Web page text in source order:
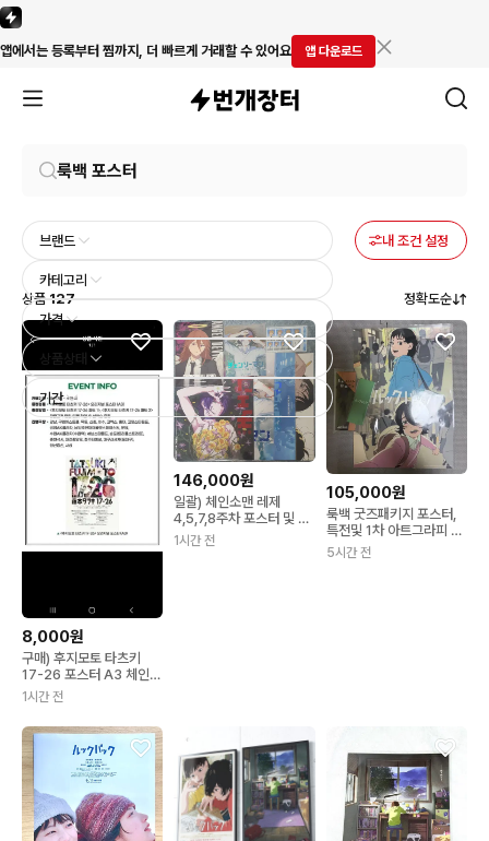
앱에서는 등록부터 찜까지, 더 빠르게 거래할 수 있어요 앱 다운로드
브랜드
카테고리
가격
상품상태
기간
내 조건 설정
상품 127 정확도순
8,000원
구매) 후지모토 타츠키
17-26 포스터 A3 체인소
맨 , 룩백
1시간 전
146,000원
일괄) 체인소맨 레제
4,5,7,8주차 포스터 및 특
전 (룩백 1주차)
1시간 전
105,000원
룩백 굿즈패키지 포스터,
특전및 1차 아트그라피 특
전
5시간 전